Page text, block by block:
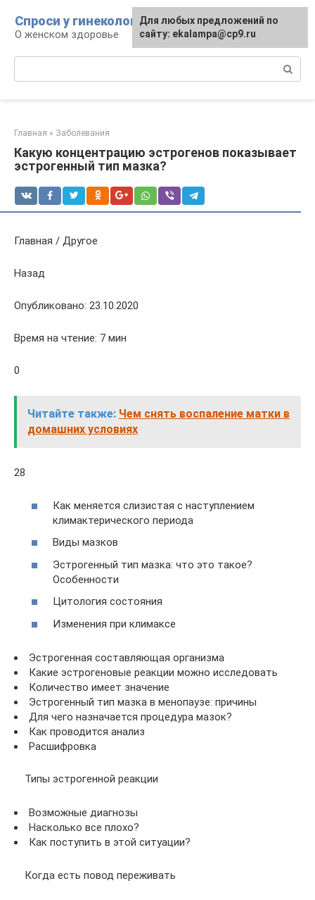
контенту
Спроси у гинеколога
О женском здоровье
Главная » Заболевания
Какую концентрацию эстрогенов показывает
эстрогенный тип мазка?
Главная / Другое
Назад
Опубликовано: 23.10.2020
Время на чтение: 7 мин
0
Читайте также: Чем снять воспаление матки в
домашних условиях
28
Как меняется слизистая с наступлением
климактерического периода
Виды мазков
Эстрогенный тип мазка: что это такое?
Особенности
Цитология состояния
Изменения при климаксе
Эстрогенная составляющая организма
Какие эстрогеновые реакции можно исследовать
Количество имеет значение
Эстрогенный тип мазка в менопаузе: причины
Для чего назначается процедура мазок?
Как проводится анализ
Расшифровка
Типы эстрогенной реакции
Возможные диагнозы
Насколько все плохо?
Как поступить в этой ситуации?
Когда есть повод переживать
Для любых предложений по
сайту: ekalampa@cp9.ru